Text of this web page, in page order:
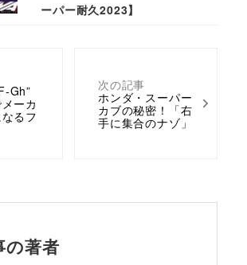
Gh”
ーカ
るフ
次の記事
ホンダ・スーパー
カブの秘密！「右
手に集合のナゾ」
ーパー耐久2023】
の著者